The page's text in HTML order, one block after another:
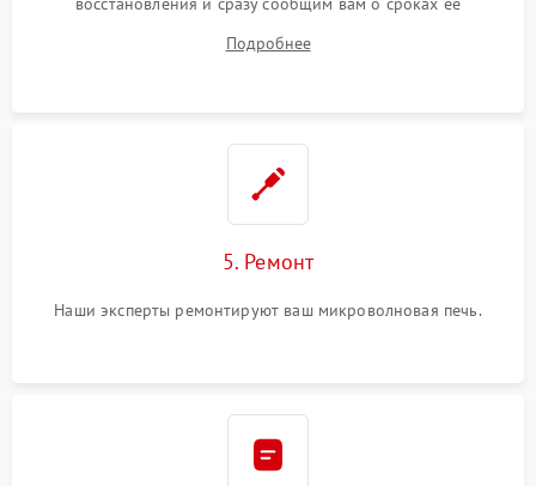
Подробнее
5. Ремонт
Наши эксперты ремонтируют ваш микроволновая печь.